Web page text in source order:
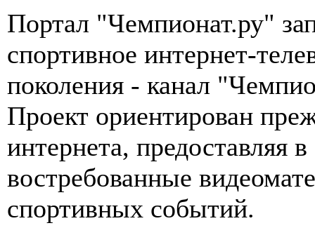
Портал "Чемпионат.ру"
спортивное интернет-
поколения - канал
Проект ориентирован
интернета, предоставляя
востребованные
спортивных событий.